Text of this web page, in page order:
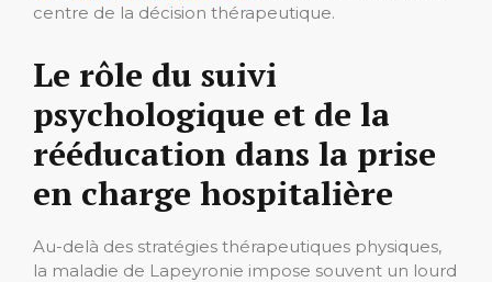
centre de la décision thérapeutique.
Le rôle du suivi
psychologique et de la
rééducation dans la prise
en charge hospitalière
Au-delà des stratégies thérapeutiques physiques,
la maladie de Lapeyronie impose souvent un lourd